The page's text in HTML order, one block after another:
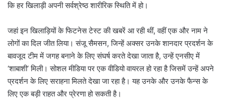
कि हर खिलाड़ी अपनी सर्वश्रेष्ठ शारीरिक स्थिति में हो।
जहां इन खिलाड़ियों के फिटनेस टेस्ट की खबरें आ रही थीं, वहीं एक और नाम ने
लोगों का दिल जीत लिया। संजू सैमसन, जिन्हें अक्सर उनके शानदार प्रदर्शन के
बावजूद टीम में जगह बनाने के लिए संघर्ष करते देखा जाता है, उन्हें एनसीए में
‘शाबाशी’ मिली। सोशल मीडिया पर एक वीडियो वायरल हो रहा है जिसमें उन्हें अपने
प्रदर्शन के लिए सराहना मिलते देखा जा रहा है। यह उनके और उनके फैन्स के
लिए एक बड़ी राहत और प्रेरणा हो सकती है।